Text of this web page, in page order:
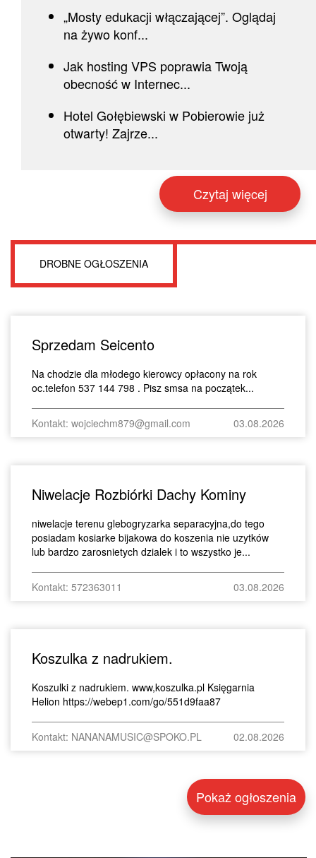
„Mosty edukacji włączającej”. Oglądaj
na żywo konf...
Jak hosting VPS poprawia Twoją
obecność w Internec...
Hotel Gołębiewski w Pobierowie już
otwarty! Zajrze...
Czytaj więcej
DROBNE OGŁOSZENIA
Sprzedam Seicento
Na chodzie dla młodego kierowcy opłacony na rok
oc.telefon 537 144 798 . Pisz smsa na początek...
Kontakt: wojciechm879@gmail.com 03.08.2026
Niwelacje Rozbiórki Dachy Kominy
niwelacje terenu glebogryzarka separacyjna,do tego
posiadam kosiarke bijakowa do koszenia nie uzytków
lub bardzo zarosnietych dzialek i to wszystko je...
Kontakt: 572363011 03.08.2026
Koszulka z nadrukiem.
Koszulki z nadrukiem. www,koszulka.pl Księgarnia
Helion https://webep1.com/go/551d9faa87
Kontakt: NANANAMUSIC@SPOKO.PL 02.08.2026
Pokaż ogłoszenia